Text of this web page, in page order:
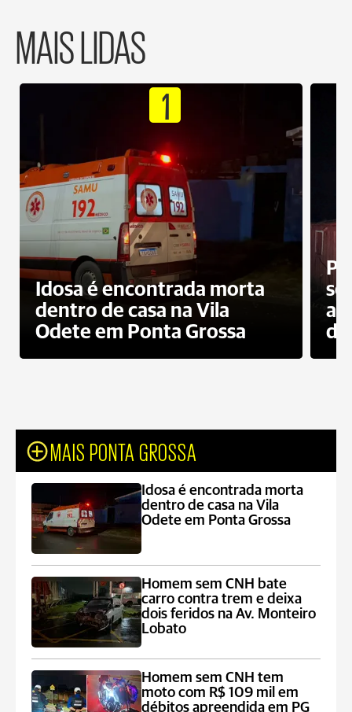
MAIS LIDAS
1
Idosa é encontrada morta
dentro de casa na Vila
Odete em Ponta Grossa
do
MAIS PONTA GROSSA
Idosa é encontrada morta
dentro de casa na Vila
Odete em Ponta Grossa
Homem sem CNH bate
carro contra trem e deixa
dois feridos na Av. Monteiro
Lobato
Homem sem CNH tem
moto com R$ 109 mil em
débitos apreendida em PG